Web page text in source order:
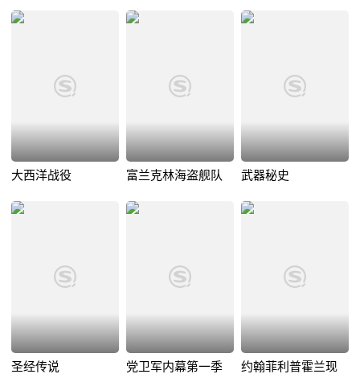
大西洋战役 富兰克林海盗舰队 武器秘史
圣经传说 党卫军内幕第一季
约翰菲利普霍兰现